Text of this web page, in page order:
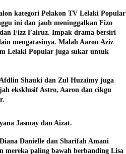
kategori Pelakon TV Lelaki Popular
ini dan jauh meninggalkan Fizo
Fizz Fairuz. Impak drama bersiri
mengatasinya. Malah Aaron Aziz
Lelaki Popular juga sukar untuk
Shauki dan Zul Huzaimy juga
eksklusif Astro, Aaron dan cikgu
Jasmay dan Aizat.
Danielle dan Sharifah Amani
mereka paling bawah berbanding Lisa